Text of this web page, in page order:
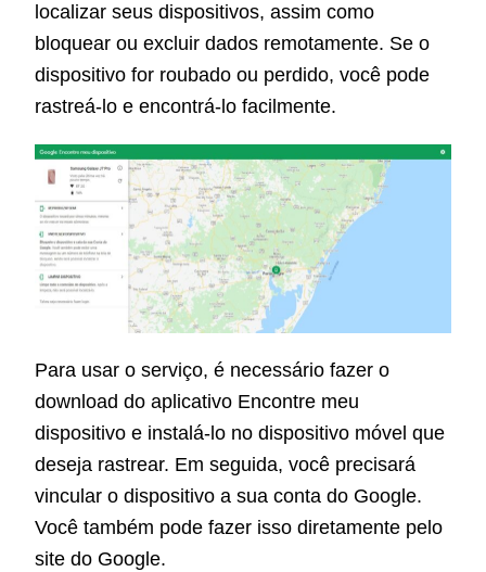
localizar seus dispositivos, assim como
bloquear ou excluir dados remotamente. Se o
dispositivo for roubado ou perdido, você pode
rastreá-lo e encontrá-lo facilmente.
Para usar o serviço, é necessário fazer o
download do aplicativo Encontre meu
dispositivo e instalá-lo no dispositivo móvel que
deseja rastrear. Em seguida, você precisará
vincular o dispositivo a sua conta do Google.
Você também pode fazer isso diretamente pelo
site do Google.